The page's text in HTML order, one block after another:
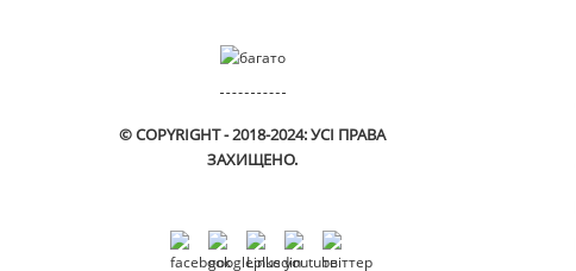
© COPYRIGHT - 2018-2024: УСІ ПРАВА
ЗАХИЩЕНО.